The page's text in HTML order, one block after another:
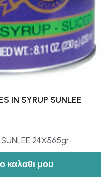
IN SYRUP SUNLEE
SUNLEE 24X565gr
καλαθι μου